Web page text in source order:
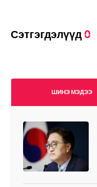
Сэтгэгдэлүүд0
ШИНЭ МЭДЭЭ